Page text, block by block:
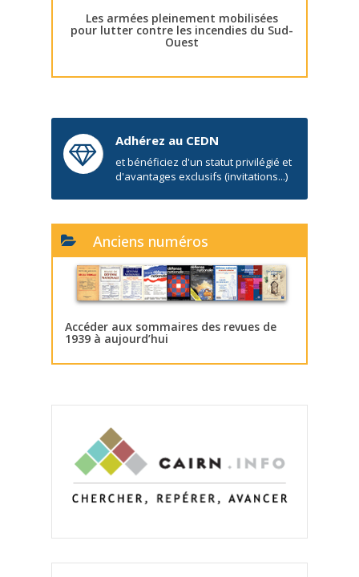
Les armées pleinement mobilisées
pour lutter contre les incendies du Sud-
Ouest
Adhérez au CEDN
et bénéficiez d'un statut privilégié et
d'avantages exclusifs (invitations...)
Anciens numéros
Accéder aux sommaires des revues de
1939 à aujourd’hui